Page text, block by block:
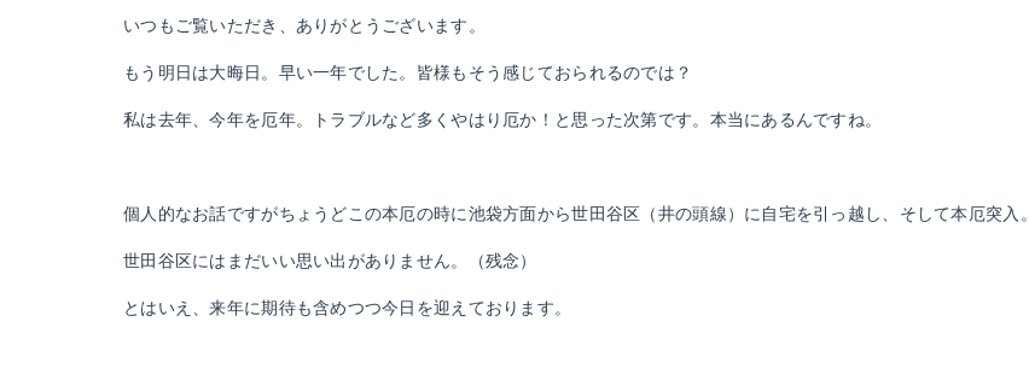
いつもご覧いただき、ありがとうございます。
もう明日は大晦日。早い一年でした。皆様もそう感じておられるのでは？
私は去年、今年を厄年。トラブルなど多くやはり厄か！と思った次第です。本当にあるんですね。
個人的なお話ですがちょうどこの本厄の時に池袋方面から世田谷区（井の頭線）に自宅を引っ越し、そして本厄突入。
世田谷区にはまだいい思い出がありません。（残念）
とはいえ、来年に期待も含めつつ今日を迎えております。